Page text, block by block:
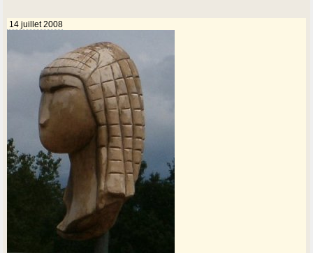
14 juillet 2008